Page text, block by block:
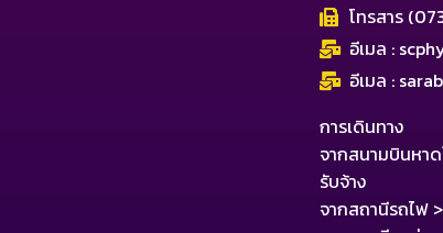
โทรสาร
อีเมล :
อีเมล :
การเดินทาง
จากสนามบินหา
รับจ้าง
จากสถานีรถไฟ